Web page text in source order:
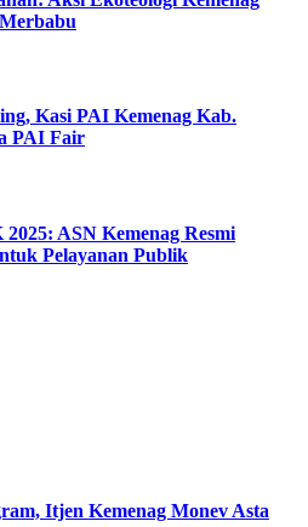
Kasi PAI Kemenag Kab.
PAI Fair
ASN Kemenag Resmi
Pelayanan Publik
Itjen Kemenag Monev Asta